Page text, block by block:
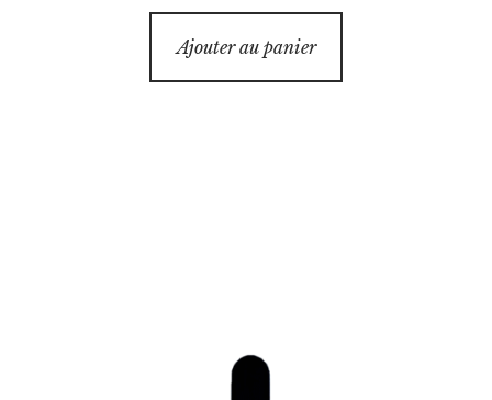
Ajouter au panier